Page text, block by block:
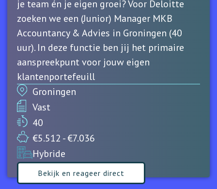
je team én je eigen groei? Voor Deloitte
zoeken we een (Junior) Manager MKB
Accountancy & Advies in Groningen (40
uur). In deze functie ben jij het primaire
aanspreekpunt voor jouw eigen
klantenportefeuill
Groningen
Vast
40
€5.512 - €7.036
Hybride
Bekijk en reageer direct